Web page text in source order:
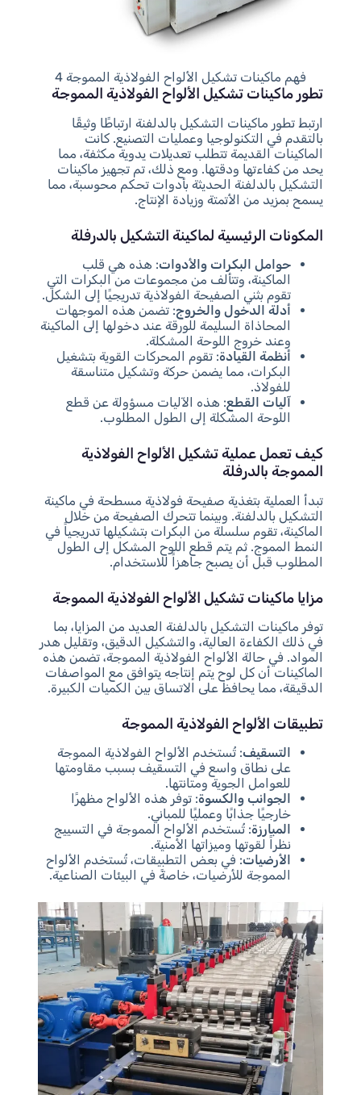
فهم ماكينات تشكيل الألواح الفولاذية المموجة 4
تطور ماكينات تشكيل الألواح الفولاذية المموجة
ارتبط تطور ماكينات التشكيل بالدلفنة ارتباطًا وثيقًا
بالتقدم في التكنولوجيا وعمليات التصنيع. كانت
الماكينات القديمة تتطلب تعديلات يدوية مكثفة، مما
يحد من كفاءتها ودقتها. ومع ذلك، تم تجهيز ماكينات
التشكيل بالدلفنة الحديثة بأدوات تحكم محوسبة، مما
يسمح بمزيد من الأتمتة وزيادة الإنتاج.
المكونات الرئيسية لماكينة التشكيل بالدرفلة
حوامل البكرات والأدوات: هذه هي قلب
الماكينة، وتتألف من مجموعات من البكرات التي
تقوم بثني الصفيحة الفولاذية تدريجيًا إلى الشكل.
أدلة الدخول والخروج: تضمن هذه الموجهات
المحاذاة السليمة للورقة عند دخولها إلى الماكينة
وعند خروج اللوحة المشكلة.
أنظمة القيادة: تقوم المحركات القوية بتشغيل
البكرات، مما يضمن حركة وتشكيل متناسقة
للفولاذ.
آليات القطع: هذه الآليات مسؤولة عن قطع
اللوحة المشكلة إلى الطول المطلوب.
كيف تعمل عملية تشكيل الألواح الفولاذية
المموجة بالدرفلة
تبدأ العملية بتغذية صفيحة فولاذية مسطحة في ماكينة
التشكيل بالدلفنة. وبينما تتحرك الصفيحة من خلال
الماكينة، تقوم سلسلة من البكرات بتشكيلها تدريجياً في
النمط المموج. ثم يتم قطع اللوح المشكل إلى الطول
المطلوب قبل أن يصبح جاهزاً للاستخدام.
مزايا ماكينات تشكيل الألواح الفولاذية المموجة
توفر ماكينات التشكيل بالدلفنة العديد من المزايا، بما
في ذلك الكفاءة العالية، والتشكيل الدقيق، وتقليل هدر
المواد. في حالة الألواح الفولاذية المموجة، تضمن هذه
الماكينات أن كل لوح يتم إنتاجه يتوافق مع المواصفات
الدقيقة، مما يحافظ على الاتساق بين الكميات الكبيرة.
تطبيقات الألواح الفولاذية المموجة
التسقيف: تُستخدم الألواح الفولاذية المموجة
على نطاق واسع في التسقيف بسبب مقاومتها
للعوامل الجوية ومتانتها.
الجوانب والكسوة: توفر هذه الألواح مظهرًا
خارجيًا جذابًا وعمليًا للمباني.
المبارزة: تُستخدم الألواح المموجة في التسييج
نظراً لقوتها وميزاتها الأمنية.
الأرضيات: في بعض التطبيقات، تُستخدم الألواح
المموجة للأرضيات، خاصةً في البيئات الصناعية.